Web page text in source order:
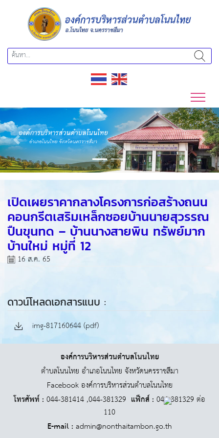
Previous Next
เปิดเผยราคากลางโครงการก่อสร้างถนน
คอนกรีตเสริมเหล็กซอยบ้านนายสุวรรณ
ปืนขุนทด – บ้านนางสายพิน ทรัพย์มาก
บ้านใหม่ หมู่ที่ 12
16 ส.ค. 65
ดาวน์โหลดเอกสารแนบ :
img-817160644 (pdf)
องค์การบริหารส่วนตำบลโนนไทย
ตำบลโนนไทย อำเภอโนนไทย จังหวัดนครราชสีมา
Facebook องค์การบริหารส่วนตำบลโนนไทย
โทรศัพท์ : 044-381414 ,044-381329 แฟ็กส์ : 044-381329 ต่อ
110
E-mail : admin@nonthaitambon.go.th